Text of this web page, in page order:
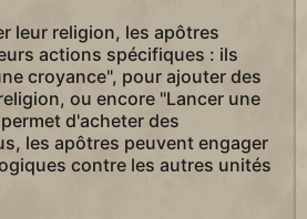
leur religion, les apôtres
actions spécifiques : ils
croyance", pour ajouter des
ou encore "Lancer une
d'acheter des
les apôtres peuvent engager
contre les autres unités